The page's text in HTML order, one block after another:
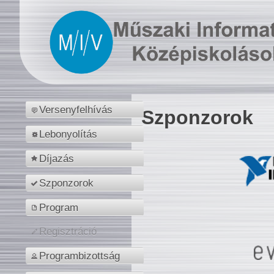
Versenyfelhívás
Lebonyolítás
Díjazás
Szponzorok
Program
Regisztráció
Programbizottság
Szponzorok